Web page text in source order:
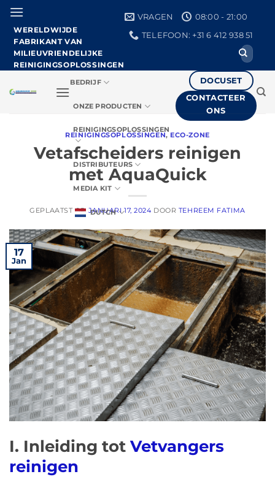
Ga
inhoud
WERELDWIJDE
FABRIKANT VAN
MILIEUVRIENDELIJKE
REINIGINGSOPLOSSINGEN
VRAGEN
08:00 - 21:00
TELEFOON: +31 6 412 938 51
Zoeken
naar:
BEDRIJF
ONZE PRODUCTEN
REINIGINGSOPLOSSINGEN
DISTRIBUTEURS
MEDIA KIT
DUTCH
DOCUSET
CONTACTEER
ONS
REINIGINGSOPLOSSINGEN, ECO-ZONE
Vetafscheiders reinigen
met AquaQuick
GEPLAATST OP JANUARI 17, 2024 DOOR TEHREEM FATIMA
17
Jan
I. Inleiding tot Vetvangers
reinigen